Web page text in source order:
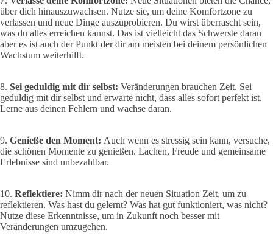
über dich hinauszuwachsen. Nutze sie, um deine Komfortzone zu
verlassen und neue Dinge auszuprobieren. Du wirst überrascht sein,
was du alles erreichen kannst. Das ist vielleicht das Schwerste daran
aber es ist auch der Punkt der dir am meisten bei deinem persönlichen
Wachstum weiterhilft.
8. Sei geduldig mit dir selbst: Veränderungen brauchen Zeit. Sei
geduldig mit dir selbst und erwarte nicht, dass alles sofort perfekt ist.
Lerne aus deinen Fehlern und wachse daran.
9. Genieße den Moment: Auch wenn es stressig sein kann, versuche,
die schönen Momente zu genießen. Lachen, Freude und gemeinsame
Erlebnisse sind unbezahlbar.
10. Reflektiere: Nimm dir nach der neuen Situation Zeit, um zu
reflektieren. Was hast du gelernt? Was hat gut funktioniert, was nicht?
Nutze diese Erkenntnisse, um in Zukunft noch besser mit
Veränderungen umzugehen.